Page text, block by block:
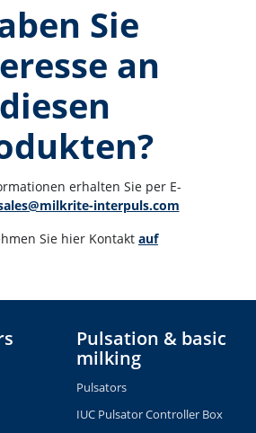
Sie
an
diesen
erhalten Sie per E-
interpuls.com
Sie hier Kontakt auf
Pulsation & basic
milking
Pulsators
IUC Pulsator Controller Box